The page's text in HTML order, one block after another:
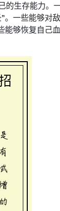
的生存能力。
。一些能够对
能够恢复自己